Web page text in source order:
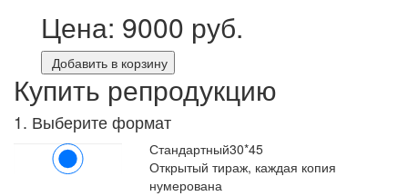
Цена: 9000 руб.
Добавить в корзину
Купить репродукцию
1. Выберите формат
Стандартный30*45
Открытый тираж, каждая копия
нумерована